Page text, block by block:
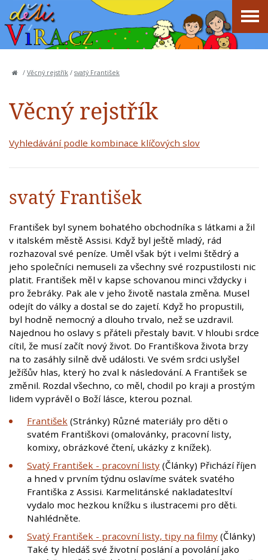
/ Věcný rejstřík / svatý František
Věcný rejstřík
Vyhledávání podle kombinace klíčových slov
svatý František
František byl synem bohatého obchodníka s látkami a žil
v italském městě Assisi. Když byl ještě mladý, rád
rozhazoval své peníze. Uměl však být i velmi štědrý a
jeho společníci nemuseli za všechny své rozpustilosti nic
platit. František měl v kapse schovanou minci vždycky i
pro žebráky. Pak ale v jeho životě nastala změna. Musel
odejít do války a dostal se do zajetí. Když ho propustili,
byl hodně nemocný a dlouho trvalo, než se uzdravil.
Najednou ho oslavy s přáteli přestaly bavit. V hloubi srdce
cítil, že musí začít nový život. Do Františkova života brzy
na to zasáhly silně dvě události. Ve svém srdci uslyšel
Ježíšův hlas, který ho zval k následování. A František se
změnil. Rozdal všechno, co měl, chodil po kraji a prostým
lidem vyprávěl o Boží lásce, kterou poznal.
František (Stránky) Různé materiály pro děti o
svatém Františkovi (omalovánky, pracovní listy,
komixy, obrázkové čtení, ukázky z knížek).
Svatý František - pracovní listy (Články) Přichází říjen
a hned v prvním týdnu oslavíme svátek svatého
Františka z Assisi. Karmelitánské nakladatesltví
vydalo moc hezkou knížku s ilustracemi pro děti.
Nahlédněte.
Svatý František - pracovní listy, tipy na filmy (Články)
Také ty hledáš své životní poslání a povolání jako